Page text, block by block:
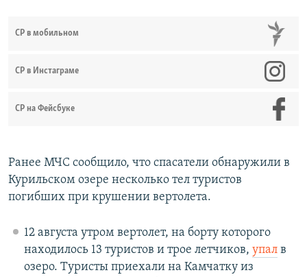
СР в мобильном
СР в Инстаграме
СР на Фейсбуке
Ранее МЧС сообщило, что спасатели обнаружили в
Курильском озере несколько тел туристов
погибших при крушении вертолета.
12 августа утром вертолет, на борту которого
находилось 13 туристов и трое летчиков, упалв
озеро. Туристы приехали на Камчатку из